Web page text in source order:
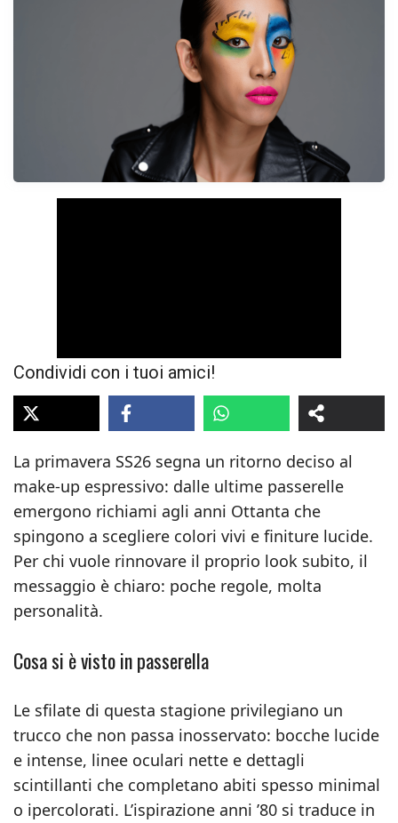
Condividi con i tuoi amici!
La primavera SS26 segna un ritorno deciso al
make‑up espressivo: dalle ultime passerelle
emergono richiami agli anni Ottanta che
spingono a scegliere colori vivi e finiture lucide.
Per chi vuole rinnovare il proprio look subito, il
messaggio è chiaro: poche regole, molta
personalità.
Cosa si è visto in passerella
Le sfilate di questa stagione privilegiano un
trucco che non passa inosservato: bocche lucide
e intense, linee oculari nette e dettagli
scintillanti che completano abiti spesso minimal
o ipercolorati. L’ispirazione anni ’80 si traduce in